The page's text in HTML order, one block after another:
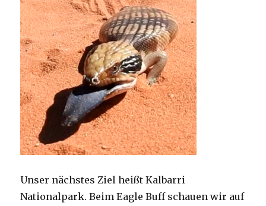
Unser nächstes Ziel heißt Kalbarri
Nationalpark. Beim Eagle Buff schauen wir auf